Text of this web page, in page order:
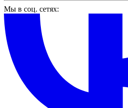
Мы в соц. сетях: